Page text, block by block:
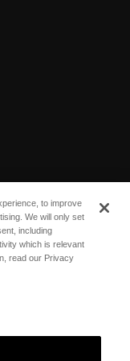
to improve
We will only set
including
which is relevant
read our Privacy